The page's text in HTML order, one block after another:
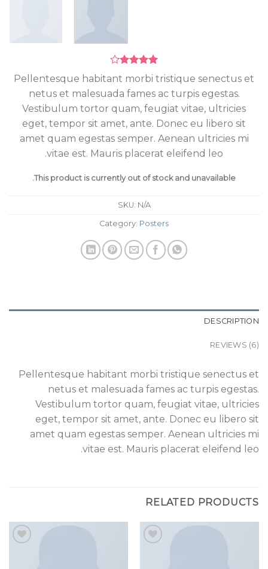
Rated
4.17out
of 5
based on
6
customer
ratings
Pellentesque habitant morbi tristique senectus et
netus et malesuada fames ac turpis egestas.
Vestibulum tortor quam, feugiat vitae, ultricies
eget, tempor sit amet, ante. Donec eu libero sit
amet quam egestas semper. Aenean ultricies mi
vitae est. Mauris placerat eleifend leo.
This product is currently out of stock and unavailable.
SKU: N/A
Category: Posters
DESCRIPTION
REVIEWS (6)
Pellentesque habitant morbi tristique senectus et
netus et malesuada fames ac turpis egestas.
Vestibulum tortor quam, feugiat vitae, ultricies
eget, tempor sit amet, ante. Donec eu libero sit
amet quam egestas semper. Aenean ultricies mi
vitae est. Mauris placerat eleifend leo.
RELATED PRODUCTS